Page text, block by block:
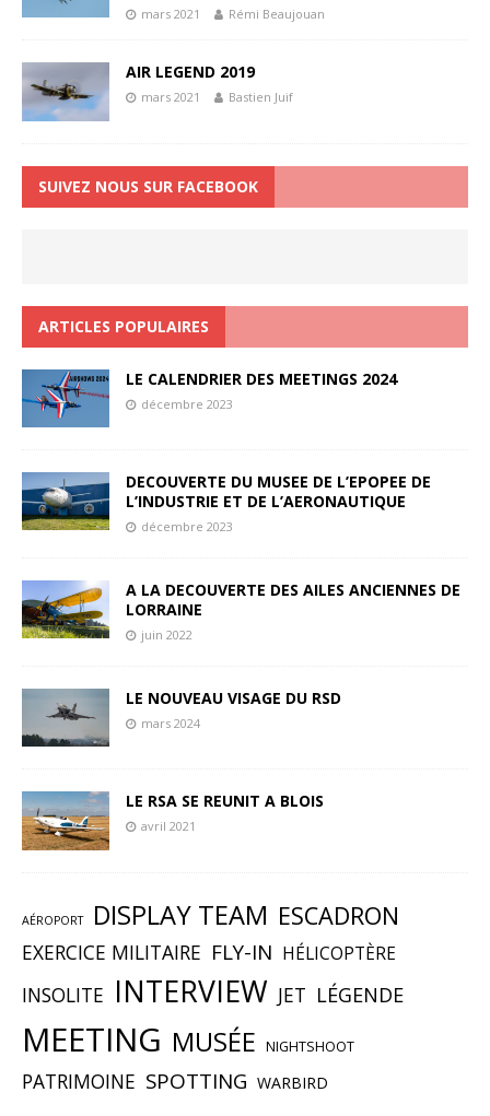
mars 2021 Rémi Beaujouan
AIR LEGEND 2019
mars 2021 Bastien Juif
SUIVEZ NOUS SUR FACEBOOK
ARTICLES POPULAIRES
LE CALENDRIER DES MEETINGS 2024
décembre 2023
DECOUVERTE DU MUSEE DE L’EPOPEE DE
L’INDUSTRIE ET DE L’AERONAUTIQUE
décembre 2023
A LA DECOUVERTE DES AILES ANCIENNES DE
LORRAINE
juin 2022
LE NOUVEAU VISAGE DU RSD
mars 2024
LE RSA SE REUNIT A BLOIS
avril 2021
AÉROPORT DISPLAY TEAM ESCADRON
EXERCICE MILITAIRE FLY-IN HÉLICOPTÈRE
INSOLITE INTERVIEW JET LÉGENDE
MEETING MUSÉE NIGHTSHOOT
PATRIMOINE SPOTTING WARBIRD